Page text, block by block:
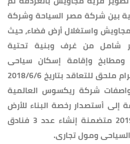
بين شركة مصر السياحة وشركة
واستغلال أرض فضاء، حيث
شامل من غرف وبنية تحتية
وإقامة إسكان سياحى
وتجارى وترفيهي. وتم إبرام ملحق للتعاقد بتاريخ 2018/6/6
شركة ريكسوس العالمية
إلى أستصدار رخصة البناء للأرض
الفضاء رقم 239 لسنة 2019 متضمنة إنشاء عدد 3 فنادق
ومول تجارى.